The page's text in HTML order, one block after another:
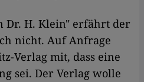
Dr. H. Klein" erfährt der
nicht. Auf Anfrage
Verlag mit, dass eine
sei. Der Verlag wolle